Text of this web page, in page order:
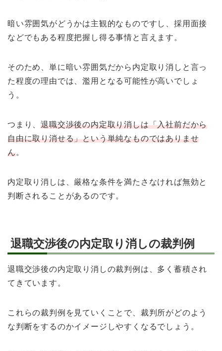
暗い雰囲気がどうかは主観的なものですし、採用面接
などでもある程度把握し得る事情と言えます。
そのため、単に暗い雰囲気だから内定取り消しと言っ
た程度の理由では、濫用となる可能性が高いでしょ
う。
つまり、退職交渉後の内定取り消しは「入社前だから
自由に取り消せる」という単純なものではありませ
ん。
内定取り消しは、厳格な条件を満たさなければ無効と
判断されることがあるのです。
退職交渉後の内定取り消しの裁判例
退職交渉後の内定取り消しの裁判例は、多く蓄積され
てきています。
これらの裁判例を見ていくことで、裁判所がどのよう
な判断をするのかイメージしやすくなるでしょう。